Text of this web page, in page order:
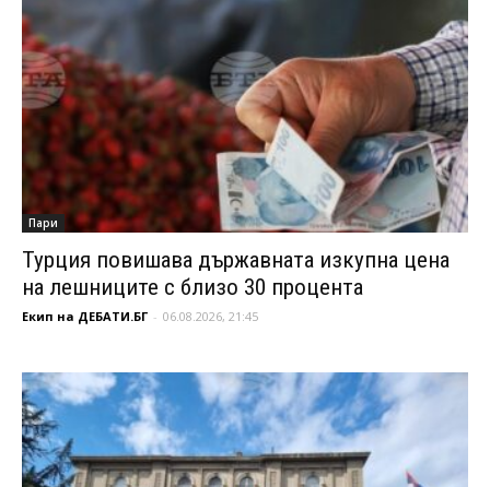
Пари
Турция повишава държавната изкупна цена
на лешниците с близо 30 процента
Екип на ДЕБАТИ.БГ - 06.08.2026, 21:45